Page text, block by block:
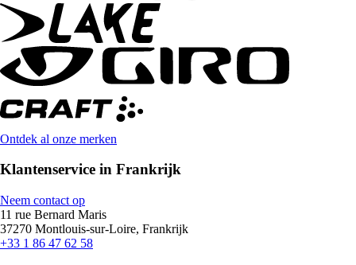
Ontdek al onze merken
Klantenservice in Frankrijk
Neem contact op
11 rue Bernard Maris
37270 Montlouis-sur-Loire, Frankrijk
+33 1 86 47 62 58